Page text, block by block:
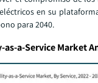
en su
para 2040.
a-Service Market